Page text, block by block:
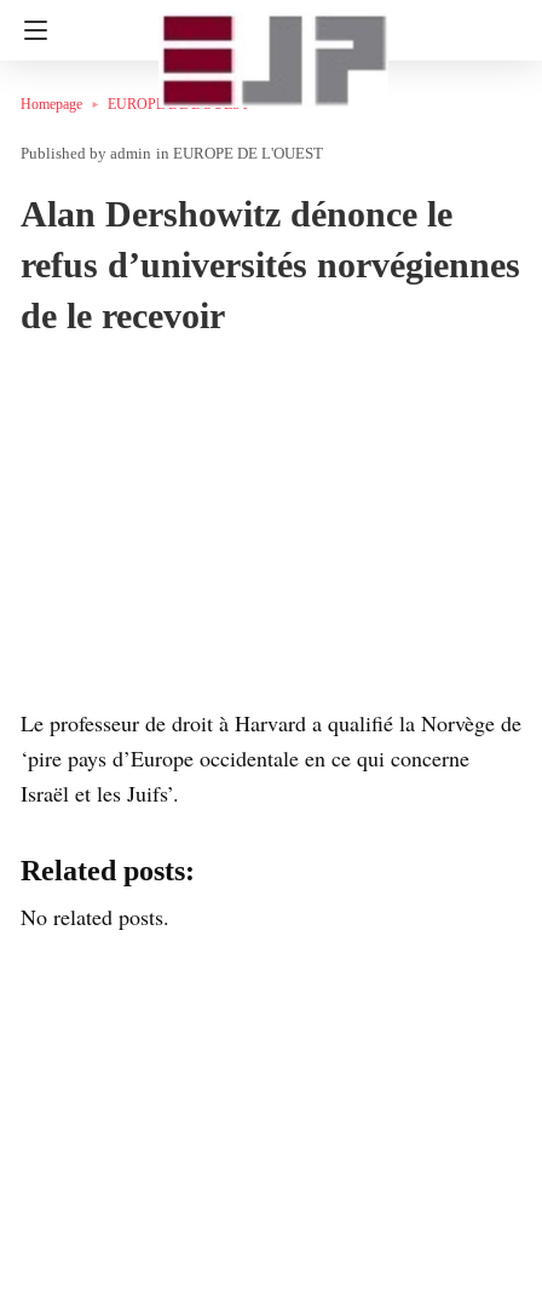
Homepage EUROPE DE L'OUEST
admin in EUROPE DE L'OUEST
Alan Dershowitz dénonce le
refus d’universités norvégiennes
de le recevoir
Le professeur de droit à Harvard a qualifié la Norvège de
‘pire pays d’Europe occidentale en ce qui concerne
Israël et les Juifs’.
Related posts:
No related posts.